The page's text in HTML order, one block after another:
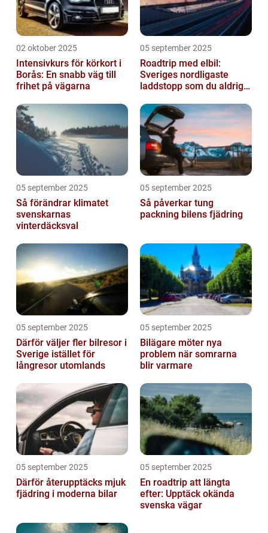
02 oktober 2025
Intensivkurs för körkort i
Borås: En snabb väg till
frihet på vägarna
05 september 2025
Roadtrip med elbil:
Sveriges nordligaste
laddstopp som du aldrig
05 september 2025
Så förändrar klimatet
svenskarnas
vinterdäcksval
05 september 2025
Så påverkar tung
packning bilens fjädring
05 september 2025
Därför väljer fler bilresor i
Sverige istället för
långresor utomlands
05 september 2025
Bilägare möter nya
problem när somrarna
blir varmare
05 september 2025
Därför återupptäcks mjuk
fjädring i moderna bilar
05 september 2025
En roadtrip att längta
efter: Upptäck okända
svenska vägar